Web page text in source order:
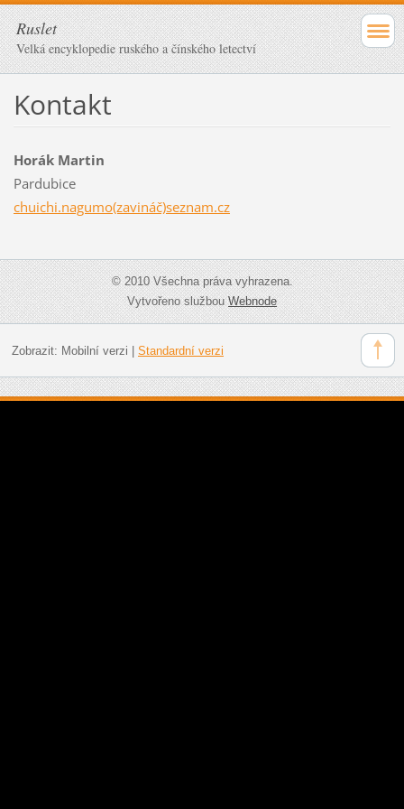
Ruslet
Velká encyklopedie ruského a čínského letectví
Kontakt
Horák Martin
Pardubice
chuichi.nagumo(zavináč)seznam.cz
© 2010 Všechna práva vyhrazena.
Vytvořeno službouWebnode
Zobrazit: Mobilní verzi Standardní verzi